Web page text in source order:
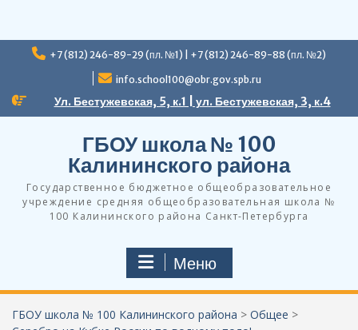
Перейти
+7 (812) 246-89-29 (пл. №1) | +7 (812) 246-89-88 (пл. №2)
info.school100@obr.gov.spb.ru
Ул. Бестужевская, 5, к.1 | ул. Бестужевская, 3, к.4
ГБОУ школа № 100
Калининского района
Государственное бюджетное общеобразовательное
учреждение средняя общеобразовательная школа №
100 Калининского района Санкт-Петербурга
Меню
ГБОУ школа № 100 Калининского района > Общее >